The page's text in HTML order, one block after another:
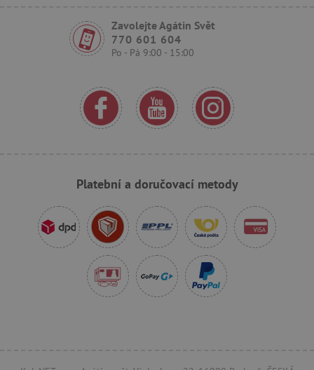
Zavolejte Agátin Svět
770 601 604
Po - Pá 9:00 - 15:00
Platební a doručovací metody
cjConsent
CookieScriptConsent